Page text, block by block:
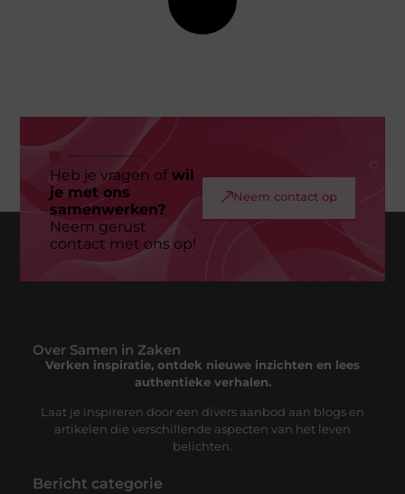
Heb je vragen ofwil
je met ons
samenwerken?
Neem gerust
contact met ons op!
Neem contact op
Over Samen in Zaken
Verken inspiratie, ontdek nieuwe inzichten en lees
authentieke verhalen.
Laat je inspireren door een divers aanbod aan blogs en
artikelen die verschillende aspecten van het leven
belichten.
Bericht categorie